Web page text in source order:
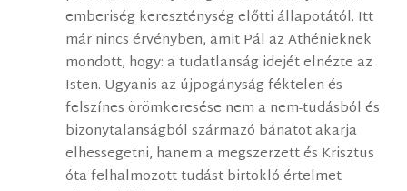
emberiség kereszténység előtti állapotától. Itt
már nincs érvényben, amit Pál az Athénieknek
mondott, hogy: a tudatlanság idejét elnézte az
Isten. Ugyanis az újpogányság féktelen és
felszínes örömkeresése nem a nem-tudásból és
bizonytalanságból származó bánatot akarja
elhessegetni, hanem a megszerzett és Krisztus
óta felhalmozott tudást birtokló értelmet